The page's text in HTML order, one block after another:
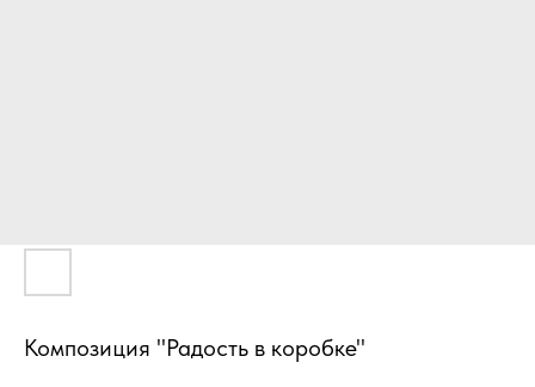
Композиция "Радость в коробке"